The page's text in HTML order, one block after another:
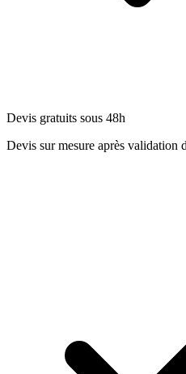
Devis gratuits sous 48h
Devis sur mesure après validation